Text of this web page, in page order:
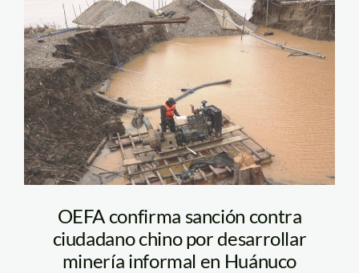
minería
ilegal_huánuco_andina
OEFA confirma sanción contra
ciudadano chino por desarrollar
minería informal en Huánuco